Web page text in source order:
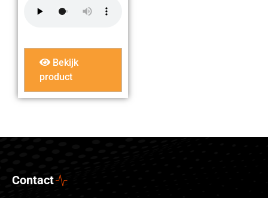
Bekijk
product
Contact